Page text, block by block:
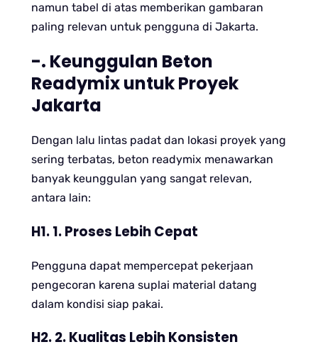
namun tabel di atas memberikan gambaran
paling relevan untuk pengguna di Jakarta.
-. Keunggulan Beton
Readymix untuk Proyek
Jakarta
Dengan lalu lintas padat dan lokasi proyek yang
sering terbatas, beton readymix menawarkan
banyak keunggulan yang sangat relevan,
antara lain:
H1. 1. Proses Lebih Cepat
Pengguna dapat mempercepat pekerjaan
pengecoran karena suplai material datang
dalam kondisi siap pakai.
H2. 2. Kualitas Lebih Konsisten